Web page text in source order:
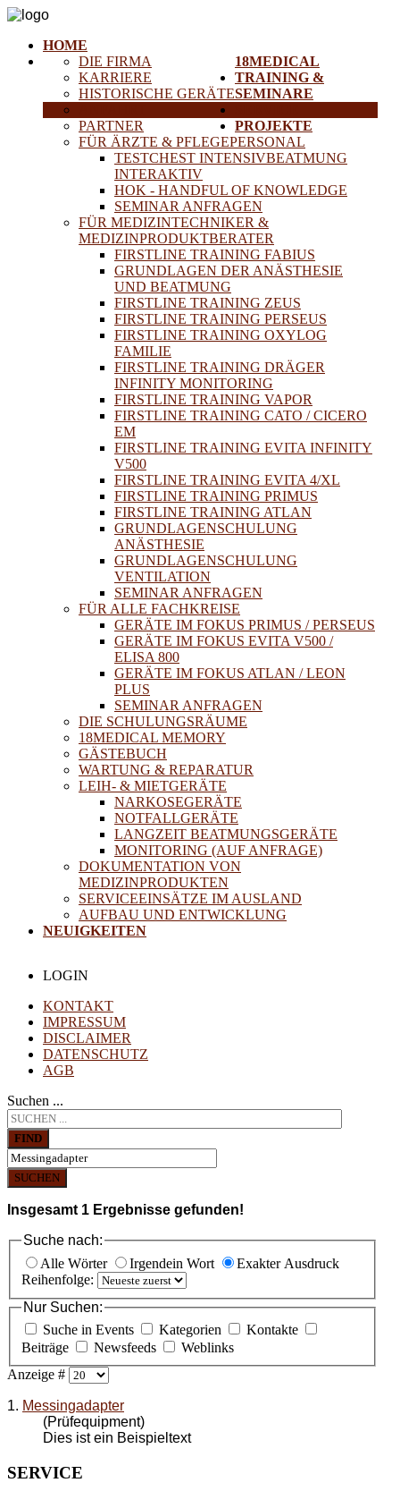
HOME
18MEDICAL
DIE FIRMA
KARRIERE
HISTORISCHE GERÄTE
PARTNER
TRAINING &
SEMINARE
FÜR ÄRZTE & PFLEGEPERSONAL
TESTCHEST INTENSIVBEATMUNG
INTERAKTIV
HOK - HANDFUL OF KNOWLEDGE
SEMINAR ANFRAGEN
FÜR MEDIZINTECHNIKER &
MEDIZINPRODUKTBERATER
FIRSTLINE TRAINING FABIUS
GRUNDLAGEN DER ANÄSTHESIE
UND BEATMUNG
FIRSTLINE TRAINING ZEUS
FIRSTLINE TRAINING PERSEUS
FIRSTLINE TRAINING OXYLOG
FAMILIE
FIRSTLINE TRAINING DRÄGER
INFINITY MONITORING
FIRSTLINE TRAINING VAPOR
FIRSTLINE TRAINING CATO / CICERO
EM
FIRSTLINE TRAINING EVITA INFINITY
V500
FIRSTLINE TRAINING EVITA 4/XL
FIRSTLINE TRAINING PRIMUS
FIRSTLINE TRAINING ATLAN
GRUNDLAGENSCHULUNG
ANÄSTHESIE
GRUNDLAGENSCHULUNG
VENTILATION
SEMINAR ANFRAGEN
FÜR ALLE FACHKREISE
GERÄTE IM FOKUS PRIMUS / PERSEUS
GERÄTE IM FOKUS EVITA V500 /
ELISA 800
GERÄTE IM FOKUS ATLAN / LEON
PLUS
SEMINAR ANFRAGEN
DIE SCHULUNGSRÄUME
18MEDICAL MEMORY
GÄSTEBUCH
WARTUNG & REPARATUR
LEIH- & MIETGERÄTE
NARKOSEGERÄTE
NOTFALLGERÄTE
LANGZEIT BEATMUNGSGERÄTE
MONITORING (AUF ANFRAGE)
DOKUMENTATION VON
MEDIZINPRODUKTEN
PROJEKTE
SERVICEEINSÄTZE IM AUSLAND
AUFBAU UND ENTWICKLUNG
NEUIGKEITEN
LOGIN
KONTAKT
IMPRESSUM
DISCLAIMER
DATENSCHUTZ
AGB
Suchen ...
FIND
SUCHEN
Insgesamt 1 Ergebnisse gefunden!
Suche nach:
Alle Wörter
Irgendein Wort
Exakter Ausdruck
Reihenfolge:
Nur Suchen:
Suche in Events
Kategorien
Kontakte
Beiträge
Newsfeeds
Weblinks
Anzeige #
1. Messingadapter
(Prüfequipment)
Dies ist ein Beispieltext
SERVICE